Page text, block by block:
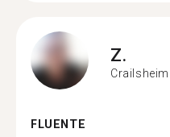
Z.
Crailsheim
FLUENTE